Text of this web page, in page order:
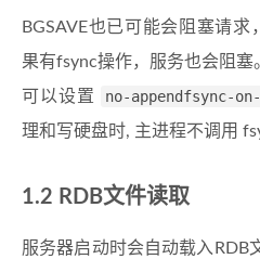
BGSAVE也已可能会阻塞请
果有fsync操作，服务也会阻塞
可以设置
no-appendfsync-
理和写硬盘时, 主进程不调用
RDB文件读取
服务器启动时会自动载入RDB